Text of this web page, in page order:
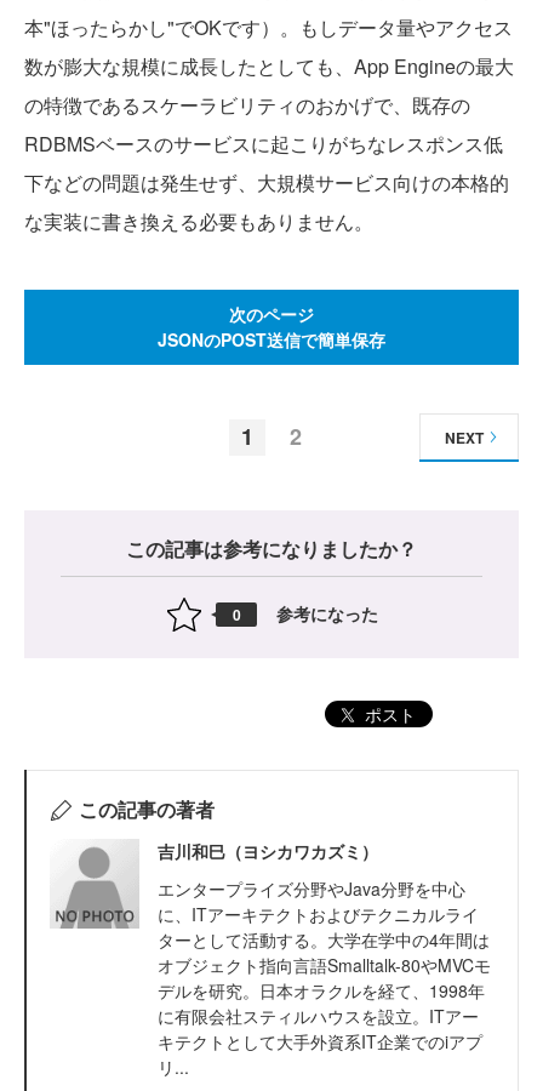
本"ほったらかし"でOKです）。もしデータ量やアクセス
数が膨大な規模に成長したとしても、App Engineの最大
の特徴であるスケーラビリティのおかげで、既存の
RDBMSベースのサービスに起こりがちなレスポンス低
下などの問題は発生せず、大規模サービス向けの本格的
な実装に書き換える必要もありません。
次のページ
JSONのPOST送信で簡単保存
1 2 NEXT
この記事は参考になりましたか？
0 参考になった
ポスト
この記事の著者
吉川和巳（ヨシカワカズミ）
エンタープライズ分野やJava分野を中心
に、ITアーキテクトおよびテクニカルライ
ターとして活動する。大学在学中の4年間は
オブジェクト指向言語Smalltalk-80やMVCモ
デルを研究。日本オラクルを経て、1998年
に有限会社スティルハウスを設立。ITアー
キテクトとして大手外資系IT企業でのiアプ
リ...